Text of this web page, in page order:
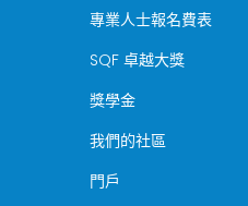
專業人士報名費表
SQF 卓越大獎
獎學金
我們的社區
門戶